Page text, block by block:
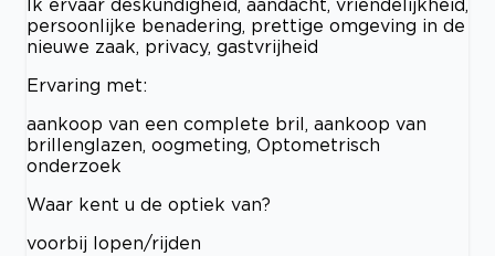
Ik ervaar deskundigheid, aandacht, vriendelijkheid,
persoonlijke benadering, prettige omgeving in de
nieuwe zaak, privacy, gastvrijheid
Ervaring met:
aankoop van een complete bril, aankoop van
brillenglazen, oogmeting, Optometrisch
onderzoek
Waar kent u de optiek van?
voorbij lopen/rijden